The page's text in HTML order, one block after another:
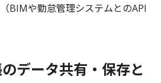
BIMや勤怠管理システムとのAPI
データ共有・保存と